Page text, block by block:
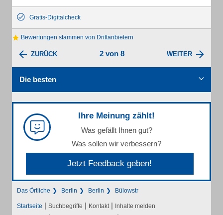
Gratis-Digitalcheck
Bewertungen stammen von Drittanbietern
ZURÜCK 2 von 8 WEITER
Die besten
Ihre Meinung zählt!
Was gefällt Ihnen gut?
Was sollen wir verbessern?
Jetzt Feedback geben!
Das Örtliche Berlin Berlin Bülowstr
Startseite | Suchbegriffe | Kontakt | Inhalte melden